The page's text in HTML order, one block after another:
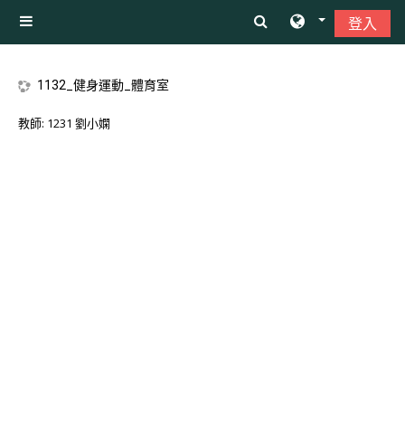
側板
登入
1132_健身運動_體育室
教師: 1231 劉小嫻